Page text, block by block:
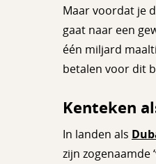
Maar voordat je
gaat naar een
één miljard
betalen voor dit
Kenteken
In landen als
zijn zogenaamde